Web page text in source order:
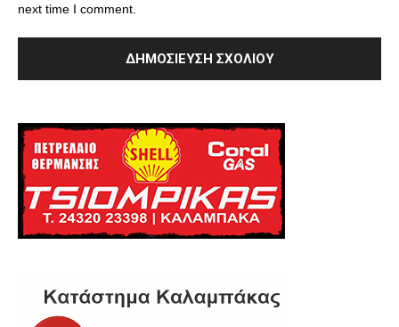
next time I comment.